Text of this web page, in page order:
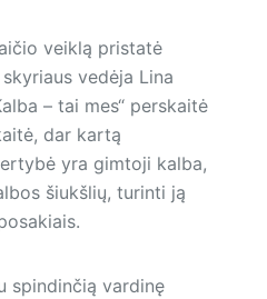
veiklą pristatė
vedėja Lina
– tai mes“ perskaitė
dar kartą
yra gimtoji kalba,
šiukšlių, turinti ją
spindinčią vardinę